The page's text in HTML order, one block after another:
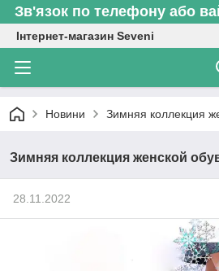
Зв'язок по телефону або
Інтернет-магазин Seveni
Новини Зимняя коллекция
Зимняя коллекция женской
28.11.2022